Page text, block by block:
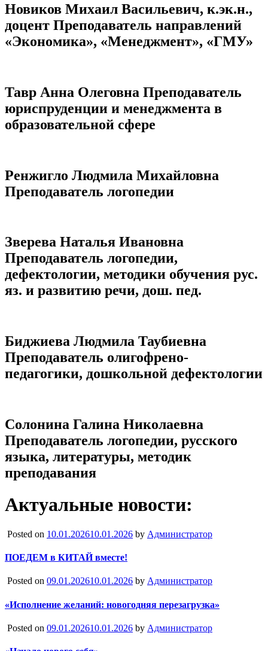
Новиков Михаил Васильевич, к.эк.н.,
доцент Преподаватель направлений
«Экономика», «Менеджмент», «ГМУ»
Тавр Анна Олеговна Преподаватель
юриспруденции и менеджмента в
образовательной сфере
Ренжигло Людмила Михайловна
Преподаватель логопедии
Зверева Наталья Ивановна
Преподаватель логопедии,
дефектологии, методики обучения рус.
яз. и развитию речи, дош. пед.
Биджиева Людмила Таубиевна
Преподаватель олигофрено-
педагогики, дошкольной дефектологии
Солонина Галина Николаевна
Преподаватель логопедии, русского
языка, литературы, методик
преподавания
Актуальные новости:
Posted on 10.01.202610.01.2026 by Администратор
ПОЕДЕМ в КИТАЙ вместе!
Posted on 09.01.202610.01.2026 by Администратор
«Исполнение желаний: новогодняя перезагрузка»
Posted on 09.01.202610.01.2026 by Администратор